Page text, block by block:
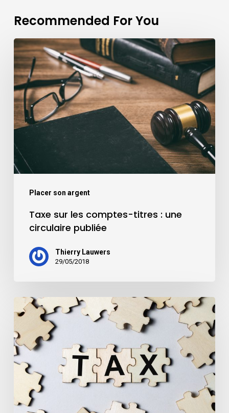
Recommended For You
Placer son argent
Taxe sur les comptes-titres : une
circulaire publiée
Thierry Lauwers
29/05/2018